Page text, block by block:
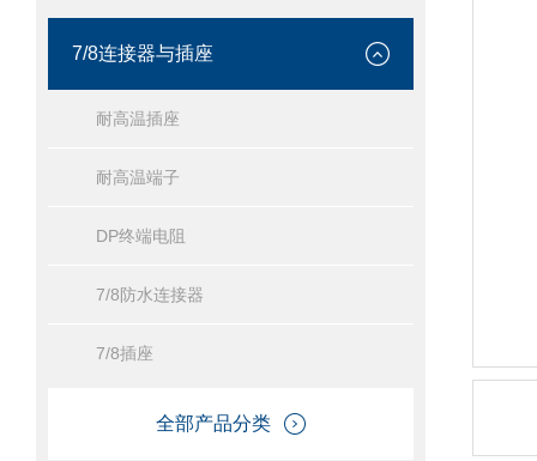
7/8连接器与插座
耐高温插座
耐高温端子
DP终端电阻
7/8防水连接器
7/8插座
全部产品分类